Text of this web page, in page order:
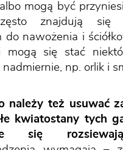
mogą być
znajdują się
do nawożenia i
mogą się stać
nadmiernie, np. orlik i
należy też usuwać
kwiatostany tych
się